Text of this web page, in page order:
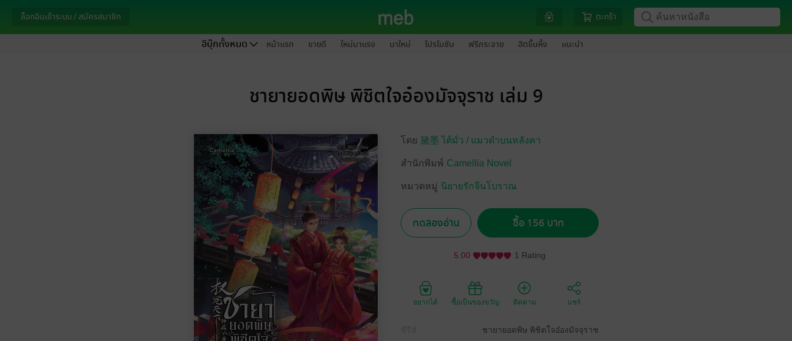
ล็อกอินเข้าระบบ / สมัครสมาชิก ตะกร้า
อีบุ๊กทั้งหมด หน้าแรก ขายดี ใหม่มาแรง มาใหม่ โปรโมชัน ฟรีกระจาย ฮิตขึ้นหิ้ง แนะนำ
ชายายอดพิษ พิชิตใจอ๋องมัจจุราช เล่ม 9
โดย 黛墨 ไต้มั่ว / แมวดำบนหลังคา
สำนักพิมพ์ Camellia Novel
หมวดหมู่ นิยายรักจีนโบราณ
ทดลองอ่าน ซื้อ 156 บาท
5.00 1 Rating
อยากได้ ซื้อเป็นของขวัญ ติดตาม แชร์
ชายายอดพิษ พิชิตใจอ๋องมัจจุราช